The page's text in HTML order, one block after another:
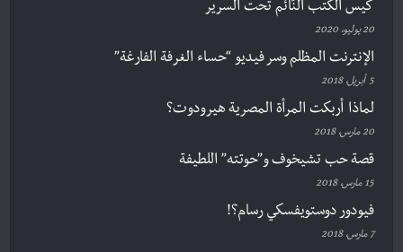
كيس الكتب النّائم تحت السرير
20 يوليو، 2020
الإنترنت المظلم وسر فيديو “حساء الغرفة الفارغة”
5 أبريل، 2018
لماذا أربكت المرأة المصرية هيرودوت؟
20 مارس، 2018
قصة حب تشيخوف و”حوتته” اللطيفة
15 مارس، 2018
فيودور دوستويفسكي رسام؟!
7 مارس، 2018